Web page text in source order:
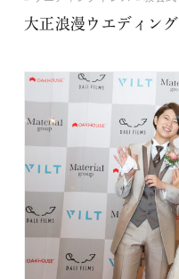
大正浪漫ウエディング